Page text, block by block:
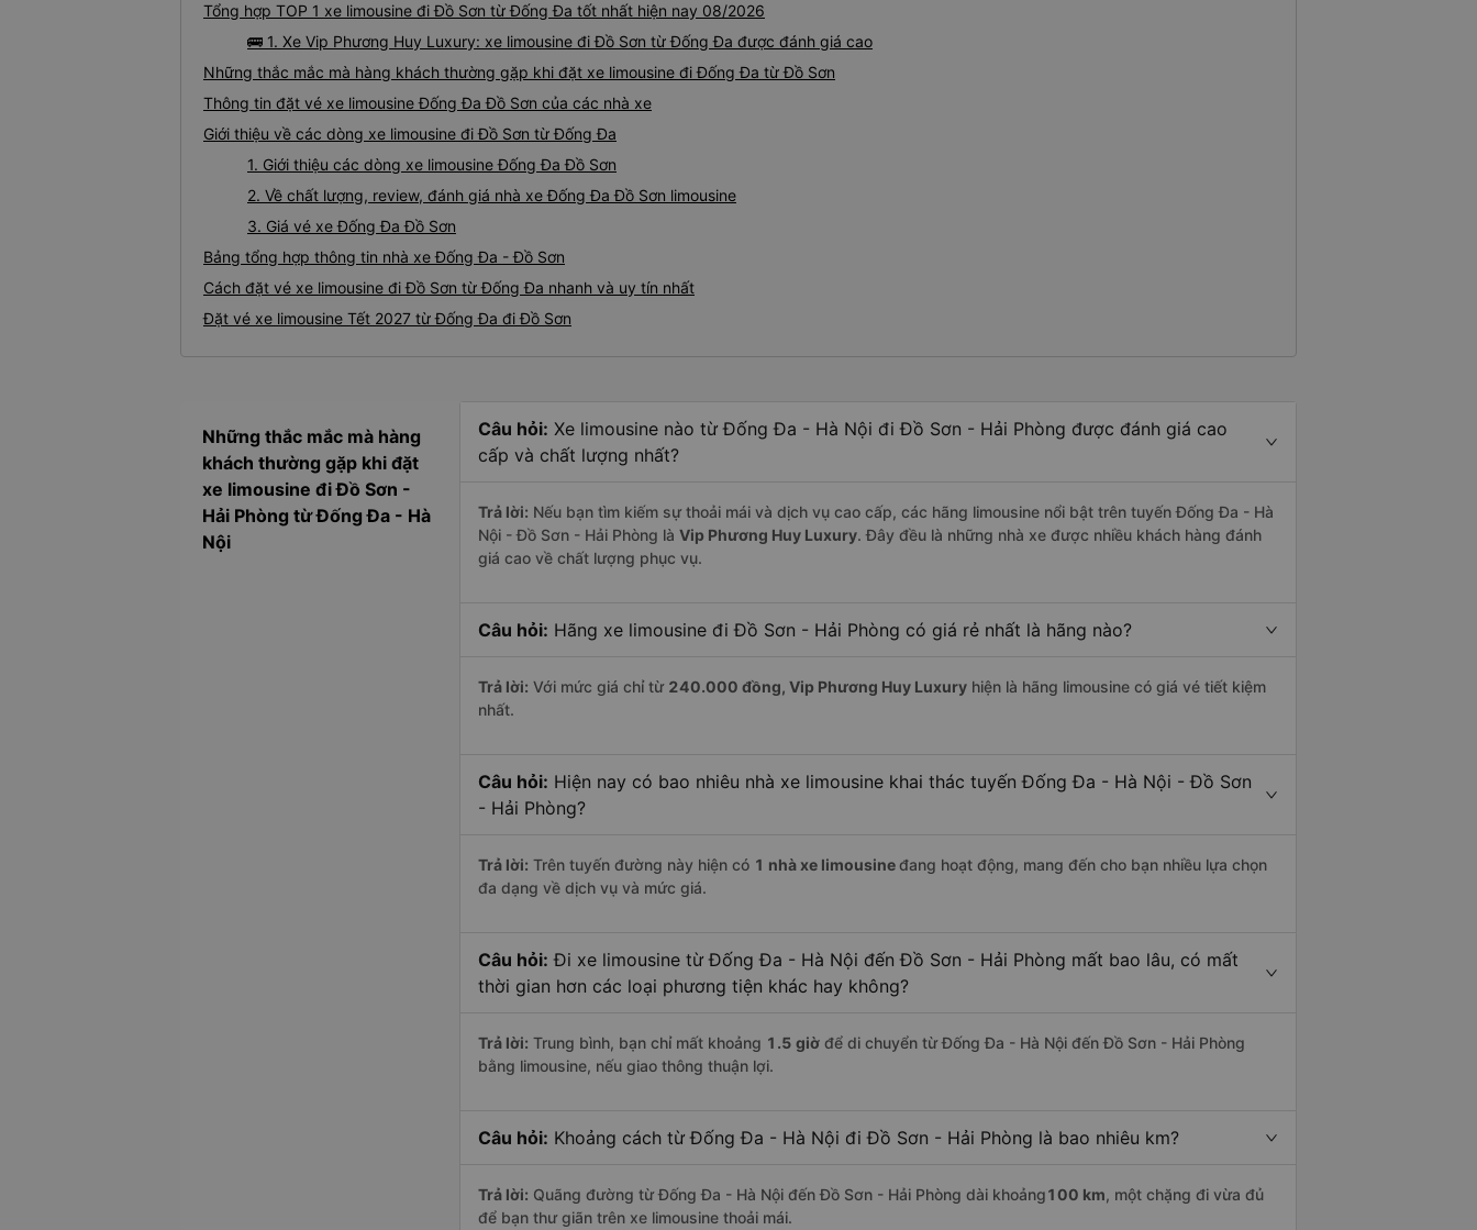
Tổng hợp TOP 1 xe limousine đi Đồ Sơn từ Đống Đa tốt nhất hiện nay 08/2026
🚌 1. Xe Vip Phương Huy Luxury: xe limousine đi Đồ Sơn từ Đống Đa được đánh giá cao
Những thắc mắc mà hàng khách thường gặp khi đặt xe limousine đi Đống Đa từ Đồ Sơn
Thông tin đặt vé xe limousine Đống Đa Đồ Sơn của các nhà xe
Giới thiệu về các dòng xe limousine đi Đồ Sơn từ Đống Đa
1. Giới thiệu các dòng xe limousine Đống Đa Đồ Sơn
2. Về chất lượng, review, đánh giá nhà xe Đống Đa Đồ Sơn limousine
3. Giá vé xe Đống Đa Đồ Sơn
Bảng tổng hợp thông tin nhà xe Đống Đa - Đồ Sơn
Cách đặt vé xe limousine đi Đồ Sơn từ Đống Đa nhanh và uy tín nhất
Đặt vé xe limousine Tết 2027 từ Đống Đa đi Đồ Sơn
Những thắc mắc mà hàng
khách thường gặp khi đặt
xe limousine đi Đồ Sơn -
Hải Phòng từ Đống Đa - Hà
Nội
Câu hỏi: Xe limousine nào từ Đống Đa - Hà Nội đi Đồ Sơn - Hải Phòng được đánh giá cao
cấp và chất lượng nhất?
Trả lời: Nếu bạn tìm kiếm sự thoải mái và dịch vụ cao cấp, các hãng limousine nổi bật trên tuyến Đống Đa - Hà
Nội - Đồ Sơn - Hải Phòng là Vip Phương Huy Luxury. Đây đều là những nhà xe được nhiều khách hàng đánh
giá cao về chất lượng phục vụ.
Câu hỏi: Hãng xe limousine đi Đồ Sơn - Hải Phòng có giá rẻ nhất là hãng nào?
Trả lời: Với mức giá chỉ từ 240.000 đồng, Vip Phương Huy Luxury hiện là hãng limousine có giá vé tiết kiệm
nhất.
Câu hỏi: Hiện nay có bao nhiêu nhà xe limousine khai thác tuyến Đống Đa - Hà Nội - Đồ Sơn
- Hải Phòng?
Trả lời: Trên tuyến đường này hiện có 1 nhà xe limousineđang hoạt động, mang đến cho bạn nhiều lựa chọn
đa dạng về dịch vụ và mức giá.
Câu hỏi: Đi xe limousine từ Đống Đa - Hà Nội đến Đồ Sơn - Hải Phòng mất bao lâu, có mất
thời gian hơn các loại phương tiện khác hay không?
Trả lời: Trung bình, bạn chỉ mất khoảng 1.5 giờ để di chuyển từ Đống Đa - Hà Nội đến Đồ Sơn - Hải Phòng
bằng limousine, nếu giao thông thuận lợi.
Câu hỏi: Khoảng cách từ Đống Đa - Hà Nội đi Đồ Sơn - Hải Phòng là bao nhiêu km?
Trả lời: Quãng đường từ Đống Đa - Hà Nội đến Đồ Sơn - Hải Phòng dài khoảng100 km, một chặng đi vừa đủ
để bạn thư giãn trên xe limousine thoải mái.